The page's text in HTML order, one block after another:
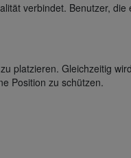
verbindet. Benutzer, die
platzieren. Gleichzeitig
Position zu schützen.